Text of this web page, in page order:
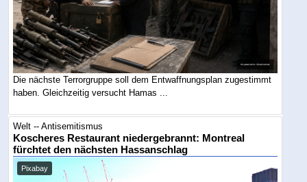
Die nächste Terrorgruppe soll dem Entwaffnungsplan zugestimmt
haben. Gleichzeitig versucht Hamas ...
Welt -- Antisemitismus
Koscheres Restaurant niedergebrannt: Montreal
fürchtet den nächsten Hassanschlag
Pixabay